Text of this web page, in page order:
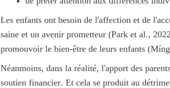
Les enfants ont besoin de l'affection et de l'
saine et un avenir prometteur (Park et al.,
promouvoir le bien-être de leurs enfants
Néanmoins, dans la réalité, l'apport des
soutien financier. Et cela se produit au